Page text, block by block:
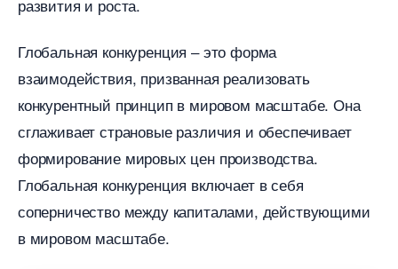
развития и роста.
Глобальная конкуренция ‒ это форма
заимодействия, призванная реализовать
конкурентный принцип в мировом масштабе.​ Она
сглаживает страновые различия и обеспечивает
формирование мировых цен производства.​
Глобальная конкуренция включает в себя
соперничество между капиталами, действующими
мировом масштабе.​